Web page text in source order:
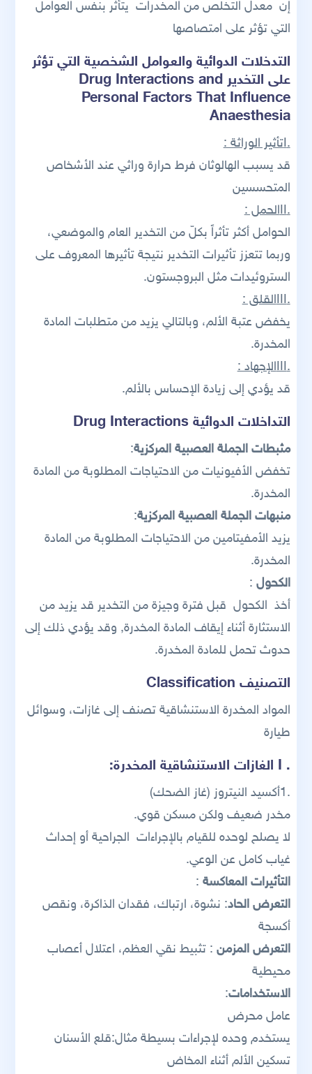
إن معدل التخلص من المخدرات يتأثر بنفس العوامل
التي تؤثر على امتصاصها
التدخلات الدوائية والعوامل الشخصية التي تؤثر
على التخدير Drug Interactions and
Personal Factors That Influence
Anaesthesia
.Iتأثير الوراثة :
قد يسبب الهالوثان فرط حرارة وراثي عند الأشخاص
المتحسسين
.IIالحمل :
الحوامل أكثر تأثراً بكلّ من التخدير العام والموضعي،
وربما تتعزز تأثيرات التخدير نتيجة تأثيرها المعروف على
الستروئيدات مثل البروجستون.
.IIIالقلق :
يخفض عتبة الألم، وبالتالي يزيد من متطلبات المادة
المخدرة.
.IIIالإجهاد :
قد يؤدي إلى زيادة الإحساس بالألم.
التداخلات الدوائية Drug Interactions
مثبطات الجملة العصبية المركزية:
تخفض الأفيونيات من الاحتياجات المطلوبة من المادة
المخدرة.
منبهات الجملة العصبية المركزية:
يزيد الأمفيتامين من الاحتياجات المطلوبة من المادة
المخدرة.
الكحول :
أخذ الكحول قبل فترة وجيزة من التخدير قد يزيد من
الاستثارة أثناء إيقاف المادة المخدرة, وقد يؤدي ذلك إلى
حدوث تحمل للمادة المخدرة.
التصنيف Classification
المواد المخدرة الاستنشاقية تصنف إلى غازات، وسوائل
طيارة
. I الغازات الاستنشاقية المخدرة :
.1أكسيد النيتروز (غاز الضحك)
مخدر ضعيف ولكن مسكن قوي.
لا يصلح لوحده للقيام بالإجراءات الجراحية أو إحداث
غياب كامل عن الوعي.
التأثيرات المعاكسة :
التعرض الحاد: نشوة، ارتباك، فقدان الذاكرة، ونقص
أكسجة
التعرض المزمن : تثبيط نقي العظم، اعتلال أعصاب
محيطية
الاستخدامات:
عامل محرض
يستخدم وحده لإجراءات بسيطة مثال:قلع الأسنان
تسكين الألم أثناء المخاض